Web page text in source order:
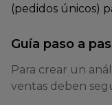
(pedidos únicos)
Guía paso a
Para crear un
ventas deben